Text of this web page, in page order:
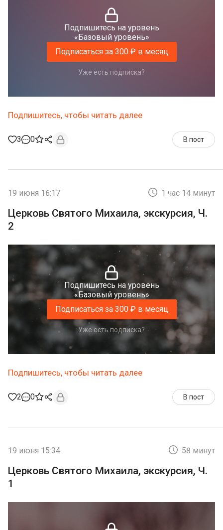
Подпишитесь на уровень
«Базовый уровень»
Подписаться за 300 ₽ в месяц
Уже есть подписка?
Подпишитесь, чтобы читать далее
3 0 В пост
19 июня 16:17 1 час 14 минут
Церковь Святого Михаила, экскурсия, Ч.
2
Подпишитесь на уровень
«Базовый уровень»
Подписаться за 300 ₽ в месяц
Уже есть подписка?
Подпишитесь, чтобы читать далее
2 0 В пост
19 июня 15:34 58 минут
Церковь Святого Михаила, экскурсия, Ч.
1